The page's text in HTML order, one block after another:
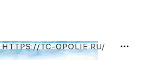
TC-OPOLIE.RU/